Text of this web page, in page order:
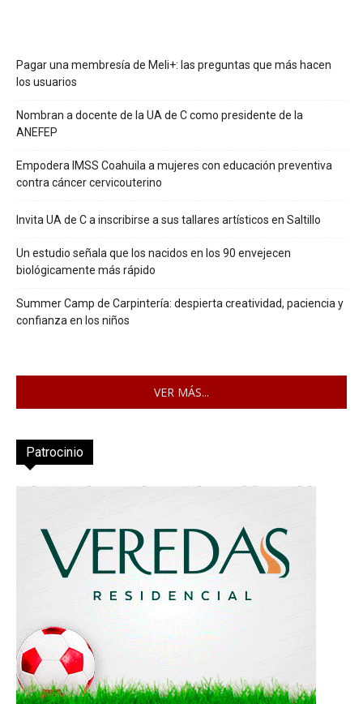
Pagar una membresía de Meli+: las preguntas que más hacen
los usuarios
Nombran a docente de la UA de C como presidente de la
ANEFEP
Empodera IMSS Coahuila a mujeres con educación preventiva
contra cáncer cervicouterino
Invita UA de C a inscribirse a sus tallares artísticos en Saltillo
Un estudio señala que los nacidos en los 90 envejecen
biológicamente más rápido
Summer Camp de Carpintería: despierta creatividad, paciencia y
confianza en los niños
VER MÁS...
Patrocinio